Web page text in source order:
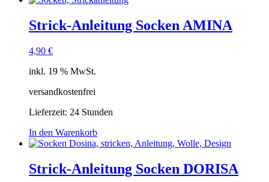
Strick-Anleitung Socken AMINA
4,90 €
inkl. 19 % MwSt.
versandkostenfrei
Lieferzeit: 24 Stunden
In den Warenkorb
Strick-Anleitung Socken DORISA